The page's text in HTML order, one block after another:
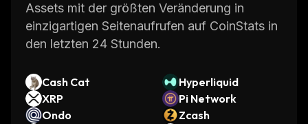
Assets mit der größten Veränderung in
einzigartigen Seitenaufrufen auf CoinStats in
den letzten 24 Stunden.
Cash Cat
Hyperliquid
XRP
Pi Network
Ondo
Zcash